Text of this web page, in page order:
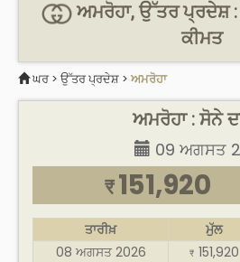
ਅਮਰੋਹਾ, ਉੱਤਰ ਪ੍ਰਦੇਸ਼ :
ਕੀਮਤ
ਘਰ > ਉੱਤਰ ਪ੍ਰਦੇਸ਼ > ਅਮਰੋਹਾ
ਅਮਰੋਹਾ : ਸੋਨੇ
09 ਅਗਸਤ
₹ 151,920
ਤਾਰੀਖ਼ ਮੁੱਲ
08 ਅਗਸਤ 2026
₹ 151,920